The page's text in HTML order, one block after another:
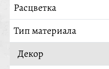
Расцветка
Тип материала
Декор